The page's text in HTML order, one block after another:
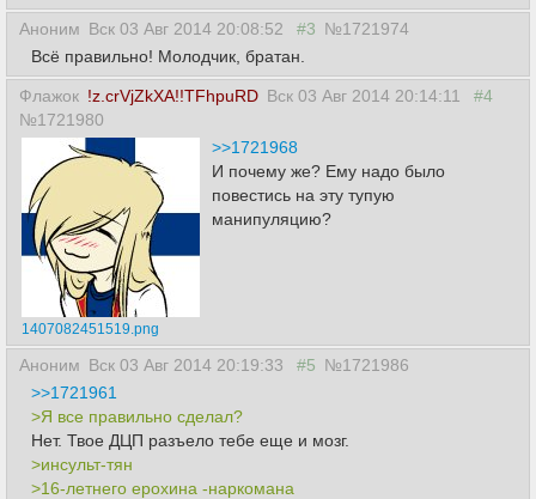
Аноним Вск 03 Авг 2014 20:08:52 #3 №1721974
Всё правильно! Молодчик, братан.
Флажок !z.crVjZkXA!!TFhpuRD Вск 03 Авг 2014 20:14:11
#4
№1721980
1407082451519.png
>>1721968
И почему же? Ему надо было
повестись на эту тупую
манипуляцию?
Аноним Вск 03 Авг 2014 20:19:33 #5 №1721986
>>1721961
>Я все правильно сделал?
Нет. Твое ДЦП разъело тебе еще и мозг.
>инсульт-тян
>16-летнего ерохина -наркомана